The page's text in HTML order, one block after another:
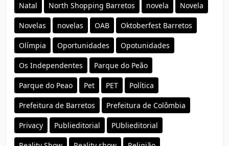
Natal North Shopping Barretos novela Novela
Novelas novelas OAB Oktoberfest Barretos
Olímpia Oportunidades Opotunidades
Os Independentes Parque do Peão
Parque do Peao Pet PET Política
Prefeitura de Barretos Prefeitura de Colômbia
Privacy Publieditorial PUblieditorial